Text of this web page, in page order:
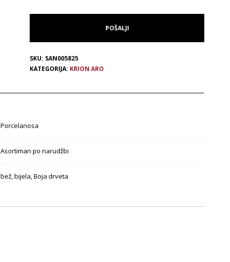
SKU: SAN005825
KATEGORIJA: KRION ARO
Porcelanosa
Asortiman po narudžbi
bež, bijela, Boja drveta